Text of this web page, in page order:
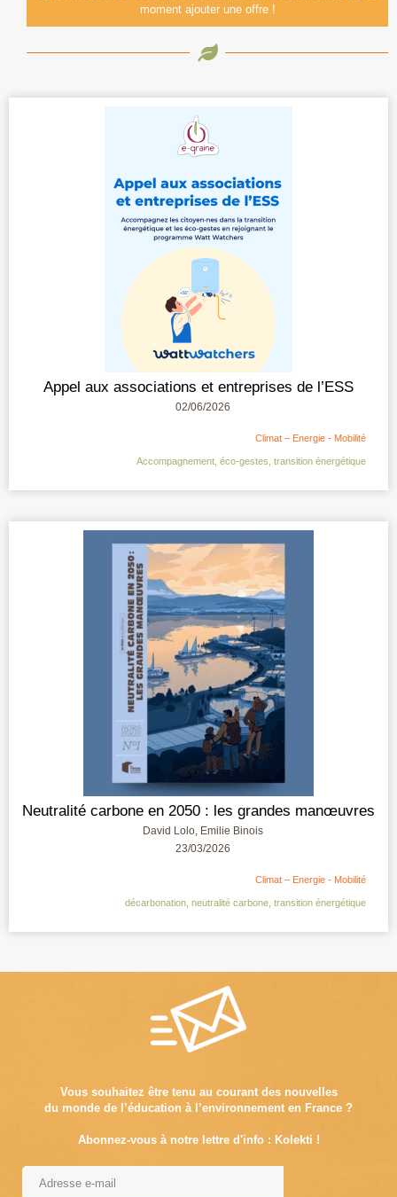
moment ajouter une offre !
Appel aux associations et entreprises de l’ESS
02/06/2026
Climat – Energie - Mobilité
Accompagnement éco-gestes transition énergétique
Neutralité carbone en 2050 : les grandes manœuvres
David Lolo, Emilie Binois
23/03/2026
Climat – Energie - Mobilité
décarbonation neutralité carbone transition énergétique
Vous souhaitez être tenu au courant des nouvelles
du monde de l’éducation à l’environnement en France ?
Abonnez-vous à notre lettre d'info : Kolekti !